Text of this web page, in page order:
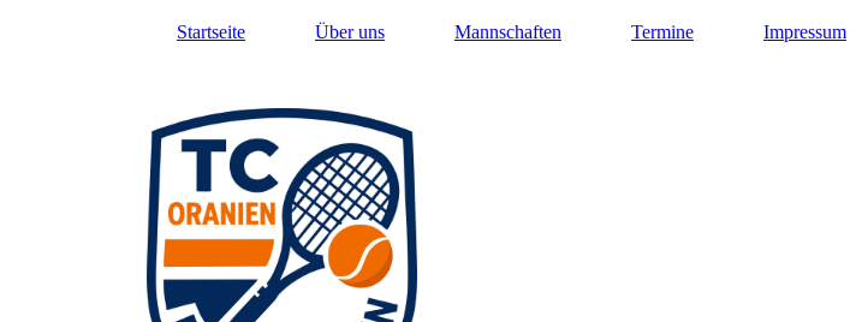
Startseite Über uns Mannschaften Termine Impressum